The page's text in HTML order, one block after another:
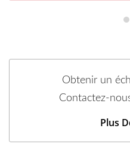
Obtenir un
Contactez-
Plus